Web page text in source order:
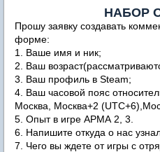
НАБОР
Прошу заявку создавать
форме:
1. Ваше имя и ник;
2. Ваш
3. Ваш профиль в Steam;
4. Ваш часовой пояс
Москва, Москва+2
5. Опыт в игре АРМА 2, 3.
6. Напишите откуда о нас
7. Чего вы ждете от игры с